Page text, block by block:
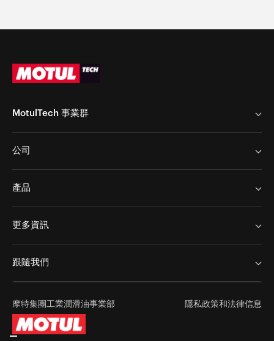
MotulTech 事業群
Chem Arrow Corp
公司
產品
表面處理
更多資訊
跟隨我們
摩特集團工業潤滑油事業部 隱私政策和法律信息